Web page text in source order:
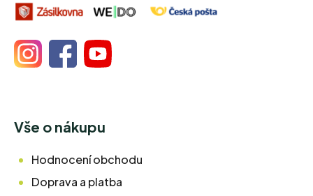
Vše o nákupu
Hodnocení obchodu
Doprava a platba